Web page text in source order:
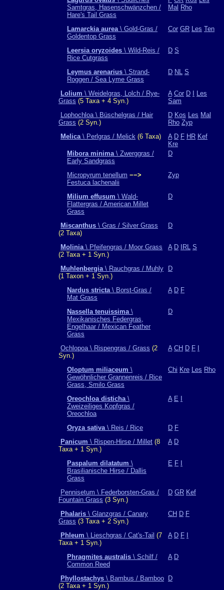
Samtgras, Hasenschwänzchen /
Hare's Tail Grass
Mal Rho
Lamarckia aurea\ Gold-Gras /
Goldentop Grass
Cor GR Les Ten
Leersia oryzoides \ Wild-Reis /
Rice Cutgrass
D S
Leymus arenarius \ Strand-
Roggen / Sea Lyme Grass
D NL S
Lolium \ Weidelgras, Lolch / Rye-
Grass (5 Taxa + 4 Syn.)
A Cor D
Les
Sam
Lophochloa \ Büschelgras / Hair
Grass (2 Syn.)
D Kos Les Mal
Rho Zyp
Melica\ Perlgras / Melick (6 Taxa) A D F HR Kef
Kre
Mibora minima\ Zwerggras /
Early Sandgrass
D
Micropyrum tenellum −−>
Festuca lachenalii
Zyp
Milium effusum \ Wald-
Flattergras / American Millet
Grass
D
Miscanthus \ Gras / Silver Grass
(2 Taxa)
D
Molinia\ Pfeifengras / Moor Grass
(2 Taxa + 1 Syn.)
A D IRL S
Muhlenbergia\ Rauchgras / Muhly
(1 Taxon + 1 Syn.)
D
Nardus stricta\ Borst-Gras /
Mat Grass
A D F
Nassella tenuissima\
Mexikanisches Federgras,
Engelhaar / Mexican Feather
Grass
D
Ochlopoa \ Rispengras / Grass (2
Syn.)
A CH D F
Oloptum miliaceum \
Gewöhnlicher Grannenreis / Rice
Grass, Smilo Grass
Chi Kre Les Rho
Oreochloa disticha\
Zweizeiliges Kopfgras /
Oreochloa
A E
Oryza sativa\ Reis / Rice D F
Panicum \ Rispen-Hirse / Millet (8
Taxa + 1 Syn.)
A D
Paspalum dilatatum \
Brasilianische Hirse / Dallis
Grass
E F
Pennisetum \ Federborsten-Gras /
Fountain Grass (3 Syn.)
D GR Kef
Phalaris \ Glanzgras / Canary
Grass (3 Taxa + 2 Syn.)
CH D F
Phleum \ Lieschgras / Cat's-Tail (7
Taxa + 1 Syn.)
A D F
Phragmites australis \ Schilf /
Common Reed
A D
Phyllostachys \ Bambus / Bamboo
(2 Taxa + 1 Syn.)
D